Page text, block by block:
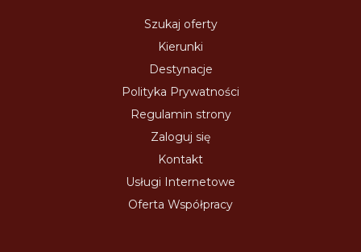
Szukaj oferty
Kierunki
Destynacje
Polityka Prywatności
Regulamin strony
Zaloguj się
Kontakt
Usługi Internetowe
Oferta Współpracy